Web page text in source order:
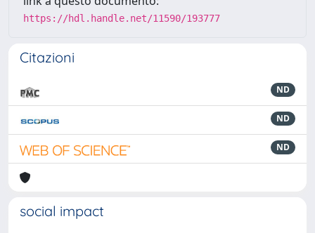
https://hdl.handle.net/11590/193777
Citazioni
ND
ND
ND
social impact